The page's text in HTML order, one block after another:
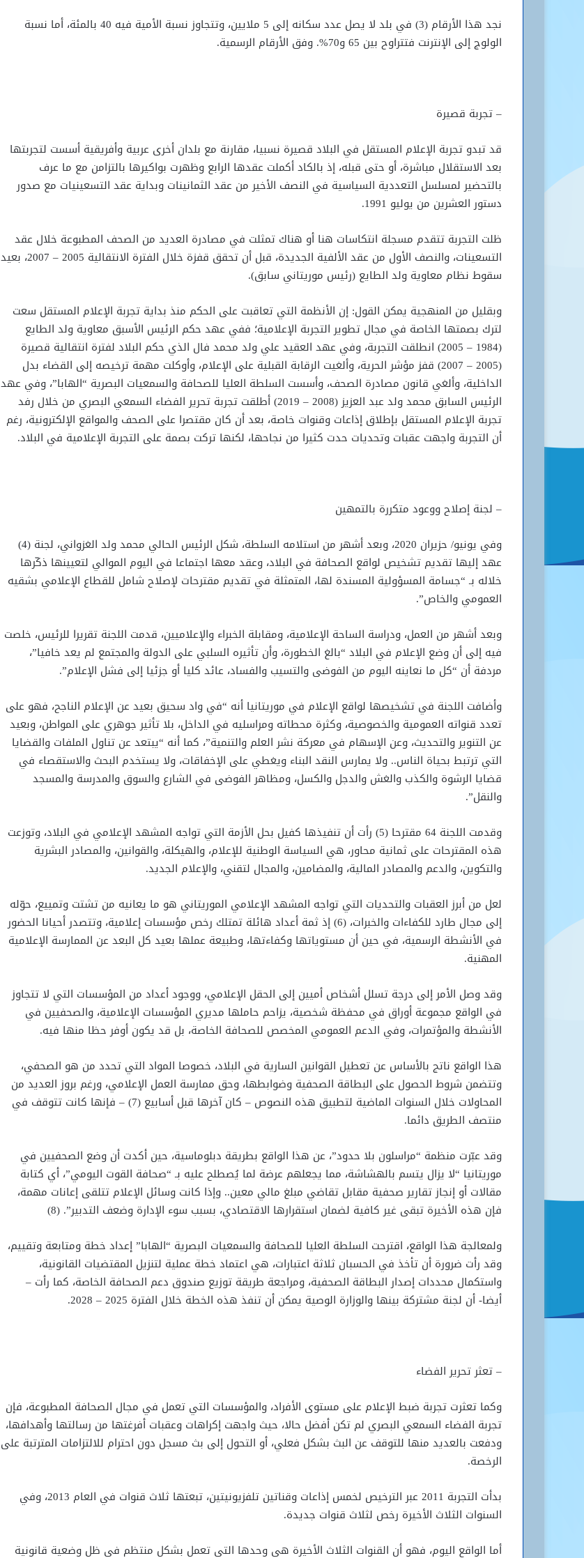
نجد هذا الأرقام (3) في بلد لا يصل عدد سكانه إلى 5 ملايين، وتتجاوز نسبة الأمية فيه 40 بالمئة، أما نسبة
الولوج إلى الإنترنت فتتراوح بين 65 و70%. وفق الأرقام الرسمية.
– تجربة قصيرة
قد تبدو تجربة الإعلام المستقل في البلاد قصيرة نسبيا، مقارنة مع بلدان أخرى عربية وأفريقية أسست لتجربتها
بعد الاستقلال مباشرة، أو حتى قبله، إذ بالكاد أكملت عقدها الرابع وظهرت بواكيرها بالتزامن مع ما عرف
بالتحضير لمسلسل التعددية السياسية في النصف الأخير من عقد الثمانينات وبداية عقد التسعينيات مع صدور
دستور العشرين من يوليو 1991.
ظلت التجربة تتقدم مسجلة انتكاسات هنا أو هناك تمثلت في مصادرة العديد من الصحف المطبوعة خلال عقد
التسعينات، والنصف الأول من عقد الألفية الجديدة، قبل أن تحقق قفزة خلال الفترة الانتقالية 2005 – 2007، بعيد
سقوط نظام معاوية ولد الطايع (رئيس موريتاني سابق).
وبقليل من المنهجية يمكن القول: إن الأنظمة التي تعاقبت على الحكم منذ بداية تجربة الإعلام المستقل سعت
لترك بصمتها الخاصة في مجال تطوير التجربة الإعلامية؛ ففي عهد حكم الرئيس الأسبق معاوية ولد الطايع
(1984 – 2005) انطلقت التجربة، وفي عهد العقيد علي ولد محمد فال الذي حكم البلاد لفترة انتقالية قصيرة
(2005 – 2007) قفز مؤشر الحرية، وألغيت الرقابة القبلية على الإعلام، وأوكلت مهمة ترخيصه إلى القضاء بدل
الداخلية، وألغي قانون مصادرة الصحف، وأسست السلطة العليا للصحافة والسمعيات البصرية “الهابا”، وفي عهد
الرئيس السابق محمد ولد عبد العزيز (2008 – 2019) أطلقت تجربة تحرير الفضاء السمعي البصري من خلال رفد
تجربة الإعلام المستقل بإطلاق إذاعات وقنوات خاصة، بعد أن كان مقتصرا على الصحف والمواقع الإلكترونية، رغم
أن التجربة واجهت عقبات وتحديات حدت كثيرا من نجاحها، لكنها تركت بصمة على التجربة الإعلامية في البلاد.
– لجنة إصلاح ووعود متكررة بالتمهين
وفي يونيو/ حزيران 2020، وبعد أشهر من استلامه السلطة، شكل الرئيس الحالي محمد ولد الغزواني، لجنة (4)
عهد إليها تقديم تشخيص لواقع الصحافة في البلاد، وعقد معها اجتماعا في اليوم الموالي لتعيينها ذكّرها
خلاله بـ “جسامة المسؤولية المسندة لها، المتمثلة في تقديم مقترحات لإصلاح شامل للقطاع الإعلامي بشقيه
العمومي والخاص”.
وبعد أشهر من العمل، ودراسة الساحة الإعلامية، ومقابلة الخبراء والإعلاميين، قدمت اللجنة تقريرا للرئيس، خلصت
فيه إلى أن وضع الإعلام في البلاد “بالغ الخطورة، وأن تأثيره السلبي على الدولة والمجتمع لم يعد خافيا”،
مردفة أن “كل ما نعاينه اليوم من الفوضى والتسيب والفساد، عائد كليا أو جزئيا إلى فشل الإعلام”.
وأضافت اللجنة في تشخيصها لواقع الإعلام في موريتانيا أنه “في واد سحيق بعيد عن الإعلام الناجح، فهو على
تعدد قنواته العمومية والخصوصية، وكثرة محطاته ومراسليه في الداخل، بلا تأثير جوهري على المواطن، وبعيد
عن التنوير والتحديث، وعن الإسهام في معركة نشر العلم والتنمية”، كما أنه “يبتعد عن تناول الملفات والقضايا
التي ترتبط بحياة الناس.. ولا يمارس النقد البناء ويغطي على الإخفاقات، ولا يستخدم البحث والاستقصاء في
قضايا الرشوة والكذب والغش والدجل والكسل، ومظاهر الفوضى في الشارع والسوق والمدرسة والمسجد
والنقل”.
وقدمت اللجنة 64 مقترحا (5) رأت أن تنفيذها كفيل بحل الأزمة التي تواجه المشهد الإعلامي في البلاد، وتوزعت
هذه المقترحات على ثمانية محاور، هي السياسة الوطنية للإعلام، والهيكلة، والقوانين، والمصادر البشرية
والتكوين، والدعم والمصادر المالية، والمضامين، والمجال لتقني، والإعلام الجديد.
لعل من أبرز العقبات والتحديات التي تواجه المشهد الإعلامي الموريتاني هو ما يعانيه من تشتت وتمييع، حوّله
إلى مجال طارد للكفاءات والخبرات، (6) إذ ثمة أعداد هائلة تمتلك رخص مؤسسات إعلامية، وتتصدر أحيانا الحضور
في الأنشطة الرسمية، في حين أن مستوياتها وكفاءتها، وطبيعة عملها بعيد كل البعد عن الممارسة الإعلامية
المهنية.
وقد وصل الأمر إلى درجة تسلل أشخاص أميين إلى الحقل الإعلامي، ووجود أعداد من المؤسسات التي لا تتجاوز
في الواقع مجموعة أوراق في محفظة شخصية، يزاحم حاملها مديري المؤسسات الإعلامية، والصحفيين في
الأنشطة والمؤتمرات، وفي الدعم العمومي المخصص للصحافة الخاصة، بل قد يكون أوفر حظا منها فيه.
هذا الواقع ناتج بالأساس عن تعطيل القوانين السارية في البلاد، خصوصا المواد التي تحدد من هو الصحفي،
وتتضمن شروط الحصول على البطاقة الصحفية وضوابطها، وحق ممارسة العمل الإعلامي، ورغم بروز العديد من
المحاولات خلال السنوات الماضية لتطبيق هذه النصوص – كان آخرها قبل أسابيع (7) – فإنها كانت تتوقف في
منتصف الطريق دائما.
وقد عبّرت منظمة “مراسلون بلا حدود”، عن هذا الواقع بطريقة دبلوماسية، حين أكدت أن وضع الصحفيين في
موريتانيا “لا يزال يتسم بالهشاشة، مما يجعلهم عرضة لما يُصطلح عليه بـ “صحافة القوت اليومي”، أي كتابة
مقالات أو إنجاز تقارير صحفية مقابل تقاضي مبلغ مالي معين.. وإذا كانت وسائل الإعلام تتلقى إعانات مهمة،
فإن هذه الأخيرة تبقى غير كافية لضمان استقرارها الاقتصادي، بسبب سوء الإدارة وضعف التدبير”. (8)
ولمعالجة هذا الواقع، اقترحت السلطة العليا للصحافة والسمعيات البصرية “الهابا” إعداد خطة ومتابعة وتقييم،
وقد رأت ضرورة أن تأخذ في الحسبان ثلاثة اعتبارات، هي اعتماد خطة عملية لتنزيل المقتضيات القانونية،
واستكمال محددات إصدار البطاقة الصحفية، ومراجعة طريقة توزيع صندوق دعم الصحافة الخاصة، كما رأت –
أيضا- أن لجنة مشتركة بينها والوزارة الوصية يمكن أن تنفذ هذه الخطة خلال الفترة 2025 – 2028.
– تعثر تحرير الفضاء
وكما تعثرت تجربة ضبط الإعلام على مستوى الأفراد، والمؤسسات التي تعمل في مجال الصحافة المطبوعة، فإن
تجربة الفضاء السمعي البصري لم تكن أفضل حالا، حيث واجهت إكراهات وعقبات أفرغتها من رسالتها وأهدافها،
ودفعت بالعديد منها للتوقف عن البث بشكل فعلي، أو التحول إلى بث مسجل دون احترام للالتزامات المترتبة على
الرخصة.
بدأت التجربة 2011 عبر الترخيص لخمس إذاعات وقناتين تلفزيونيتين، تبعتها ثلاث قنوات في العام 2013، وفي
السنوات الثلاث الأخيرة رخص لثلاث قنوات جديدة.
أما الواقع اليوم، فهو أن القنوات الثلاث الأخيرة هي وحدها التي تعمل بشكل منتظم في ظل وضعية قانونية